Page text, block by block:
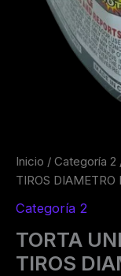
Inicio / Categoría 2
TIROS DIAMETRO
Categoría 2
TORTA
TIROS